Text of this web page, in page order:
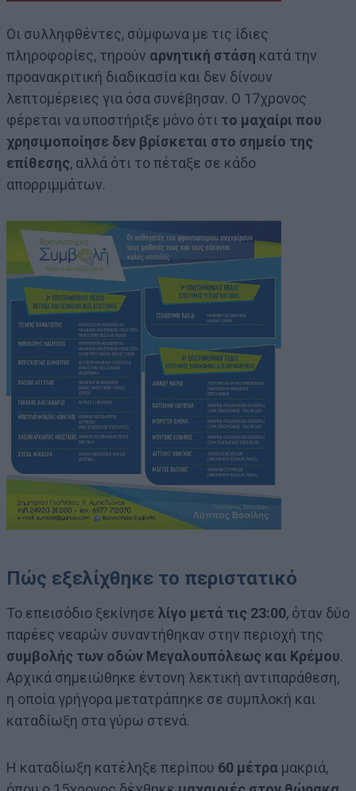
Οι συλληφθέντες, σύμφωνα με τις ίδιες
πληροφορίες, τηρούν αρνητική στάση κατά την
προανακριτική διαδικασία και δεν δίνουν
λεπτομέρειες για όσα συνέβησαν. Ο 17χρονος
φέρεται να υποστήριξε μόνο ότι το μαχαίρι που
χρησιμοποίησε δεν βρίσκεται στο σημείο της
επίθεσης, αλλά ότι το πέταξε σε κάδο
απορριμμάτων.
Πώς εξελίχθηκε το περιστατικό
Το επεισόδιο ξεκίνησε λίγο μετά τις 23:00, όταν δύο
παρέες νεαρών συναντήθηκαν στην περιοχή της
συμβολής των οδών Μεγαλουπόλεως και Κρέμου.
Αρχικά σημειώθηκε έντονη λεκτική αντιπαράθεση,
η οποία γρήγορα μετατράπηκε σε συμπλοκή και
καταδίωξη στα γύρω στενά.
Η καταδίωξη κατέληξε περίπου 60 μέτρα μακριά,